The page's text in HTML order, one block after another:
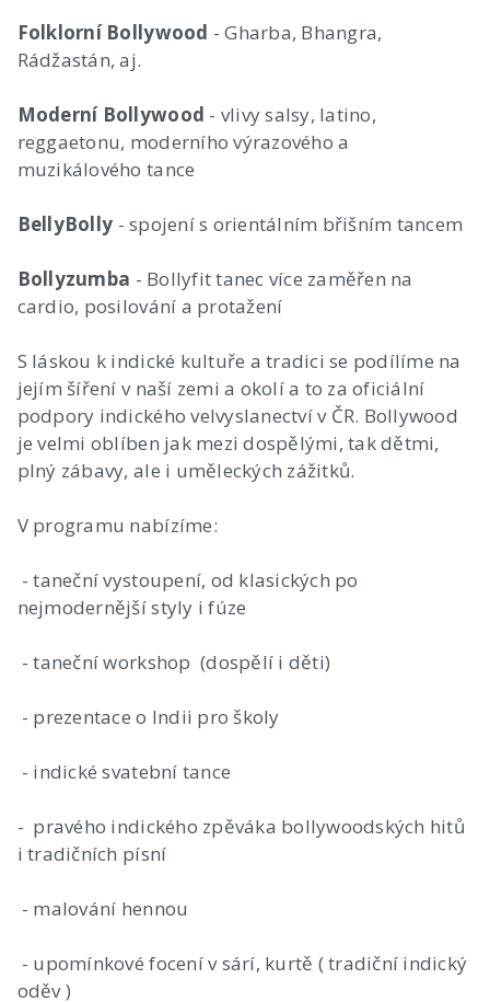
Folklorní Bollywood - Gharba, Bhangra,
Rádžastán, aj.
Moderní Bollywood - vlivy salsy, latino,
reggaetonu, moderního výrazového a
muzikálového tance
BellyBolly - spojení s orientálním břišním tancem
Bollyzumba - Bollyfit tanec více zaměřen na
cardio, posilování a protažení
S láskou k indické kultuře a tradici se podílíme na
jejím šíření v naší zemi a okolí a to za oficiální
podpory indického velvyslanectví v ČR. Bollywood
je velmi oblíben jak mezi dospělými, tak dětmi,
plný zábavy, ale i uměleckých zážitků.
V programu nabízíme:
- taneční vystoupení, od klasických po
nejmodernější styly i fúze
- taneční workshop (dospělí i děti)
- prezentace o Indii pro školy
- indické svatební tance
- pravého indického zpěváka bollywoodských hitů
i tradičních písní
- malování hennou
- upomínkové focení v sárí, kurtě ( tradiční indický
oděv )